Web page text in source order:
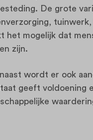
De grote
het mogelijk dat
zijn.
wordt er ook
geeft voldoening